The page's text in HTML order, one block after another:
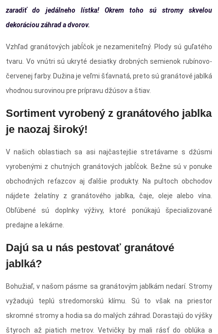
zaradiť do jedálneho lístka! Okrem toho sú stromy skvelou
dekoráciou záhrad a dvorov.
Vzhľad granátových jabĺčok je nezameniteľný. Plody sú guľatého
tvaru. Vo vnútri sú ukryté desiatky drobných semienok rubínovo-
červenej farby. Dužina je veľmi šťavnatá, preto sú granátové jablká
vhodnou surovinou pre prípravu džúsov a štiav.
Sortiment vyrobený z granátového jablka
je naozaj široký!
V našich oblastiach sa asi najčastejšie stretávame s džúsmi
vyrobenými z chutných granátových jabĺčok. Bežne sú v ponuke
obchodných reťazcov aj ďalšie produkty. Na pultoch obchodov
nájdete želatíny z granátového jablka, čaje, oleje alebo vína.
Obľúbené sú doplnky výživy, ktoré ponúkajú špecializované
predajne a lekárne.
Dajú sa u nás pestovať granátové
jablká?
Bohužiaľ, v našom pásme sa granátovým jablkám nedarí. Stromy
vyžadujú teplú stredomorskú klímu. Sú to však na priestor
skromné stromy a hodia sa do malých záhrad. Dorastajú do výšky
štyroch až piatich metrov. Vetvičky by mali rásť do oblúka a